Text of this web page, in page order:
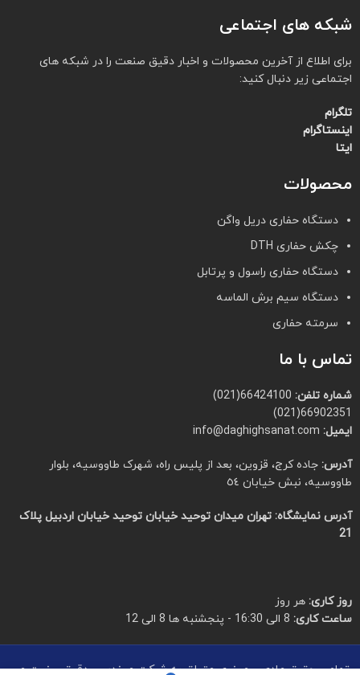
شبکه های اجتماعی
برای اطلاع از آخرین محصولات و اخبار دقیق صنعت را در شبکه های
اجتماعی زیر دنبال کنید:
تلگرام
اینستاگرام
ایتا
محصولات
دستگاه حفاری دریل واگن
چکش حفاری DTH
دستگاه حفاری راسول و پرتابل
دستگاه سیم برش الماسه
سرمته حفاری
تماس با ما
شماره تلفن:
66902351(021)
ایمیل:
آدرس: جاده کرج، قزوین، بعد از پلیس راه، شهرک طاووسیه، بلوار
طاووسیه، نبش خیابان ٥٤
آدرس نمایشگاه:تهران میدان توحید خیابان توحید خیابان اردبیل پلاک
21
روز کاری: هر روز
ساعت کاری:
تمامی حقوق مادی و معنوی متعلق به شرکت مهندسی دقیق صنعت می